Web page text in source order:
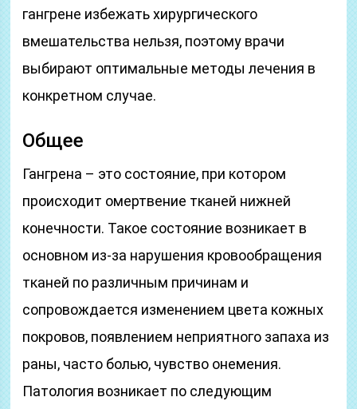
гангрене избежать хирургического
вмешательства нельзя, поэтому врачи
выбирают оптимальные методы лечения в
конкретном случае.
Общее
Гангрена – это состояние, при котором
происходит омертвение тканей нижней
конечности. Такое состояние возникает в
основном из-за нарушения кровообращения
тканей по различным причинам и
сопровождается изменением цвета кожных
покровов, появлением неприятного запаха из
раны, часто болью, чувство онемения.
Патология возникает по следующим